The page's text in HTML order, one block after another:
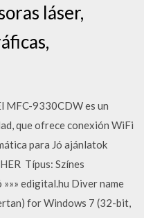
láser,
MFC-9330CDW es un
que ofrece conexión WiFi
para Jó ajánlatok
Típus: Színes
edigital.hu Diver name
for Windows 7 (32-bit,